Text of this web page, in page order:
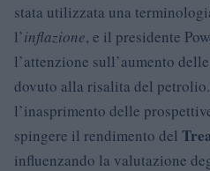
stata utilizzata una
l’inflazione, e il presidente
l’attenzione sull’aumento
dovuto alla risalita del
l’inasprimento delle
spingere il rendimento del
influenzando la valutazione